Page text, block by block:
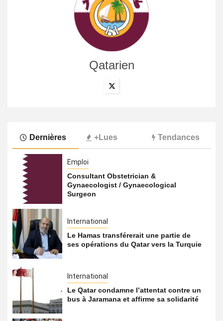
Qatarien
Dernières +Lues Tendances
Emploi
Consultant Obstetrician &
Gynaecologist / Gynaecological
Surgeon
International
Le Hamas transférerait une partie de
ses opérations du Qatar vers la Turquie
International
Le Qatar condamne l’attentat contre un
bus à Jaramana et affirme sa solidarité